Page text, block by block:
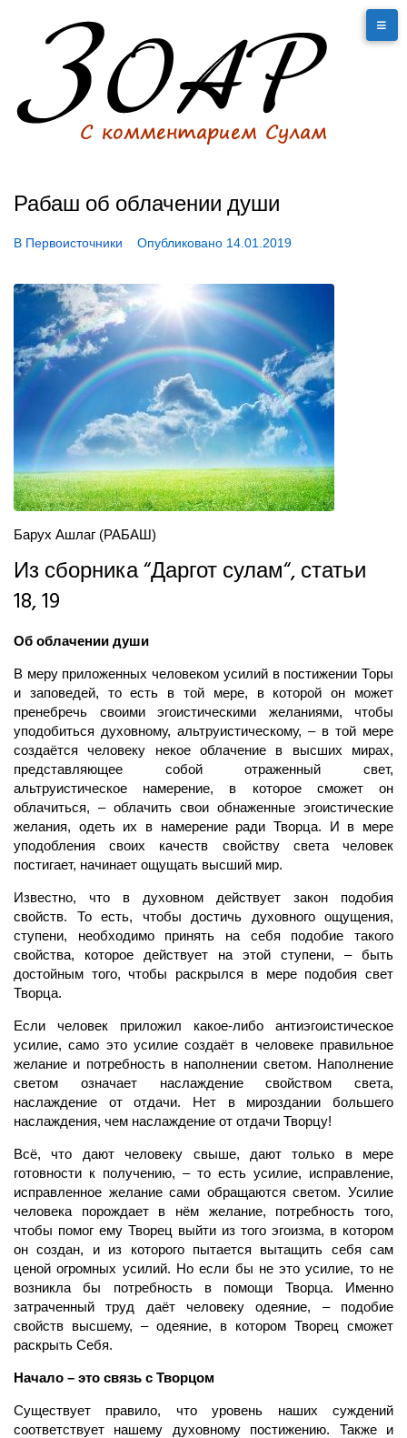
Рабаш об облачении души
В Первоисточники Опубликовано 14.01.2019
Барух Ашлаг (РАБАШ)
Из сборника “Даргот сулам“, статьи
18, 19
Об облачении души
В меру приложенных человеком усилий в постижении Торы
и заповедей, то есть в той мере, в которой он может
пренебречь своими эгоистическими желаниями, чтобы
уподобиться духовному, альтруистическому, – в той мере
создаётся человеку некое облачение в высших мирах,
представляющее собой отраженный свет,
альтруистическое намерение, в которое сможет он
облачиться, – облачить свои обнаженные эгоистические
желания, одеть их в намерение ради Творца. И в мере
уподобления своих качеств свойству света человек
постигает, начинает ощущать высший мир.
Известно, что в духовном действует закон подобия
свойств. То есть, чтобы достичь духовного ощущения,
ступени, необходимо принять на себя подобие такого
свойства, которое действует на этой ступени, – быть
достойным того, чтобы раскрылся в мере подобия свет
Творца.
Если человек приложил какое-либо антиэгоистическое
усилие, само это усилие создаёт в человеке правильное
желание и потребность в наполнении светом. Наполнение
светом означает наслаждение свойством света,
наслаждение от отдачи. Нет в мироздании большего
наслаждения, чем наслаждение от отдачи Творцу!
Всё, что дают человеку свыше, дают только в мере
готовности к получению, – то есть усилие, исправление,
исправленное желание сами обращаются светом. Усилие
человека порождает в нём желание, потребность того,
чтобы помог ему Творец выйти из того эгоизма, в котором
он создан, и из которого пытается вытащить себя сам
ценой огромных усилий. Но если бы не это усилие, то не
возникла бы потребность в помощи Творца. Именно
затраченный труд даёт человеку одеяние, – подобие
свойств высшему, – одеяние, в котором Творец сможет
раскрыть Себя.
Начало – это связь с Творцом
Существует правило, что уровень наших суждений
соответствует нашему духовному постижению. Также и